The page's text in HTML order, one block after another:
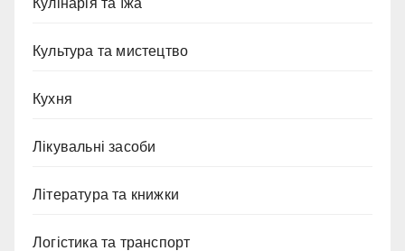
Кулінарія та їжа
Культура та мистецтво
Кухня
Лікувальні засоби
Література та книжки
Логістика та транспорт